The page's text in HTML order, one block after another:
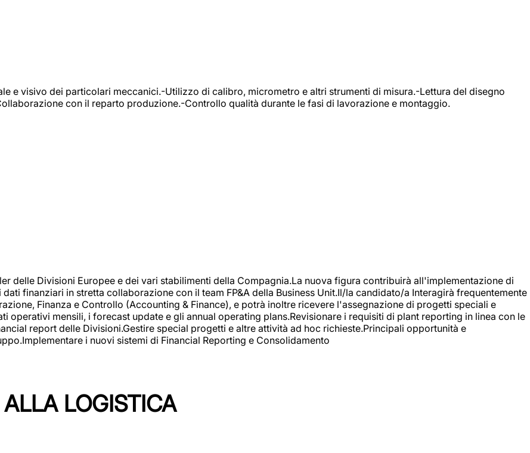
e visivo dei particolari meccanici.-Utilizzo di calibro, micrometro e altri strumenti di misura.-Lettura del disegno
con il reparto produzione.-Controllo qualità durante le fasi di lavorazione e montaggio.
delle Divisioni Europee e dei vari stabilimenti della Compagnia.La nuova figura contribuirà all'implementazione di
finanziari in stretta collaborazione con il team FP&A della Business Unit.Il/la candidato/a Interagirà frequentemente
Finanza e Controllo (Accounting & Finance), e potrà inoltre ricevere l'assegnazione di progetti speciali e
operativi mensili, i forecast update e gli annual operating plans.Revisionare i requisiti di plant reporting in linea con le
report delle Divisioni.Gestire special progetti e altre attività ad hoc richieste.Principali opportunità e
i nuovi sistemi di Financial Reporting e Consolidamento
LOGISTICA